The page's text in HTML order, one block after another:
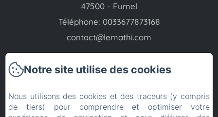
47500 - Fumel
Téléphone: 0033677873168
contact@lemathi.com
Accueil
Notre site utilise des cookies
Nous utilisons des cookies et des traceurs (y compris
de tiers) pour comprendre et optimiser votre